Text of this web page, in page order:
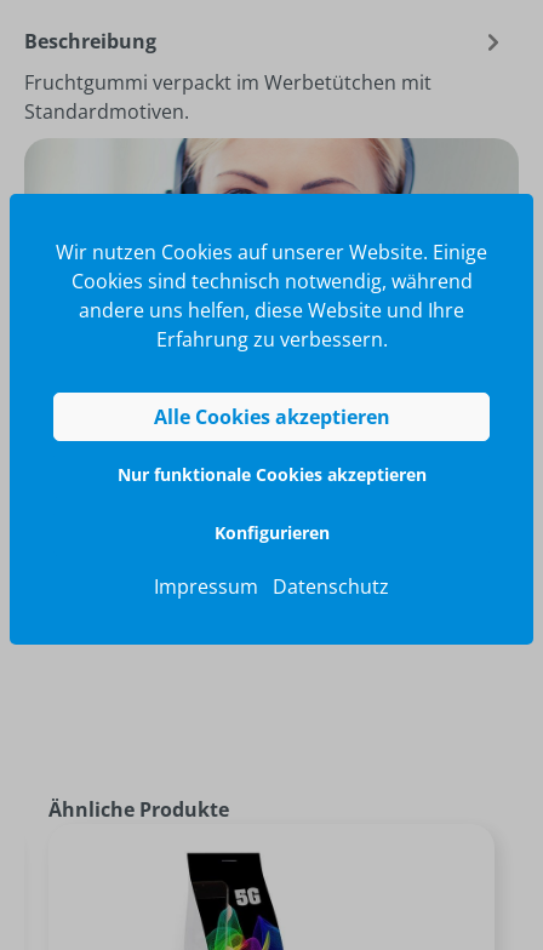
Beschreibung
Fruchtgummi verpackt im Werbetütchen mit
Standardmotiven.
info@brilliant-promotion.com
Jetzt anfragen
Ähnliche Produkte
Wir nutzen Cookies auf unserer Website. Einige
Cookies sind technisch notwendig, während
andere uns helfen, diese Website und Ihre
Erfahrung zu verbessern.
Alle Cookies akzeptieren
Nur funktionale Cookies akzeptieren
Konfigurieren
Impressum Datenschutz